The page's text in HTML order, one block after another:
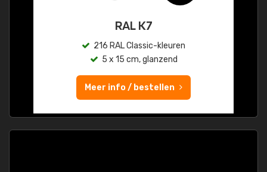
RAL K7
216 RAL Classic-kleuren
5 x 15 cm, glanzend
Meer info / bestellen